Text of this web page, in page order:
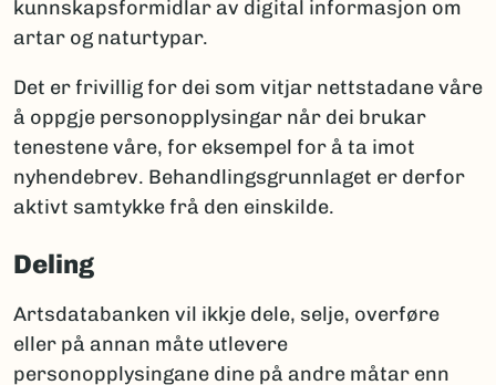
kunnskapsformidlar av digital informasjon om
artar og naturtypar.
Det er frivillig for dei som vitjar nettstadane våre
å oppgje personopplysingar når dei brukar
tenestene våre, for eksempel for å ta imot
nyhendebrev. Behandlingsgrunnlaget er derfor
aktivt samtykke frå den einskilde.
Deling
Artsdatabanken vil ikkje dele, selje, overføre
eller på annan måte utlevere
personopplysingane dine på andre måtar enn